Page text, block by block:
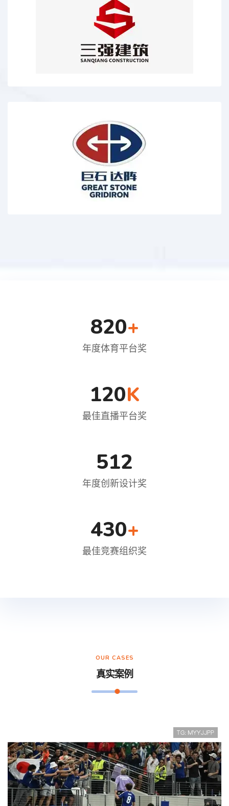
820+
年度体育平台奖
120K
最佳直播平台奖
512
年度创新设计奖
430+
最佳竞赛组织奖
OUR CASES
真实案例